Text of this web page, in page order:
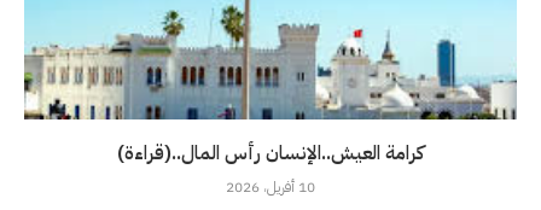
كرامة العيش..الإنسان رأس المال..(قراءة)
10 أفريل، 2026